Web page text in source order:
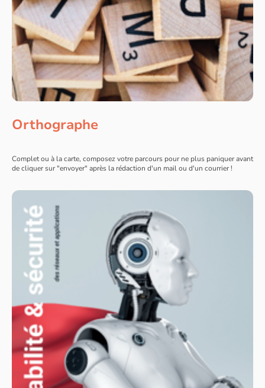
Orthographe
Complet ou à la carte, composez votre parcours pour ne plus paniquer avant
de cliquer sur "envoyer" après la rédaction d'un mail ou d'un courrier !